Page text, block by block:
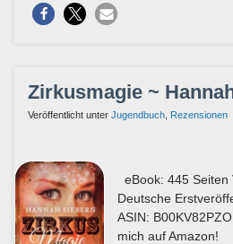
Zirkusmagie ~
Veröffentlicht unter Jugendbuch Rezensionen
eBook: 445 Seiten
Deutsche
ASIN:
mich auf Amazon!